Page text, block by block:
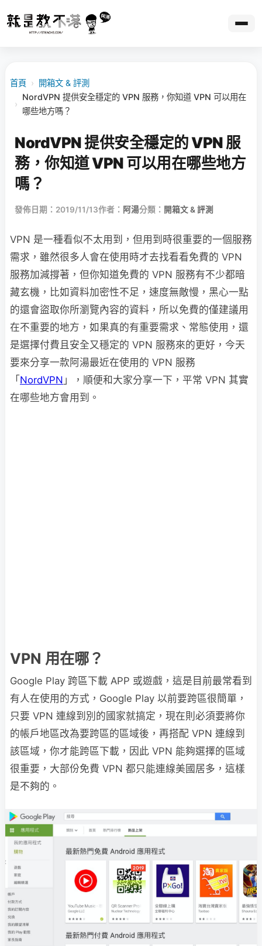
首頁 › 開箱文 & 評測
›
NordVPN 提供安全穩定的 VPN 服務，你知道 VPN 可以用在
哪些地方嗎？
NordVPN 提供安全穩定的 VPN 服
務，你知道 VPN 可以用在哪些地方
嗎？
發佈日期：2019/11/13作者： 阿湯分類： 開箱文 & 評測
VPN 是一種看似不太用到，但用到時很重要的一個服務
需求，雖然很多人會在使用時才去找看看免費的 VPN
服務加減撐著，但你知道免費的 VPN 服務有不少都暗
藏玄機，比如資料加密性不足，速度無敵慢，黑心一點
的還會盜取你所瀏覽內容的資料，所以免費的僅建議用
在不重要的地方，如果真的有重要需求、常態使用，還
是選擇付費且安全又穩定的 VPN 服務來的更好，今天
要來分享一款阿湯最近在使用的 VPN 服務
「 NordVPN 」，順便和大家分享一下，平常 VPN 其實
在哪些地方會用到。
VPN 用在哪？
Google Play 跨區下載 APP 或遊戲，這是目前最常看到
有人在使用的方式，Google Play 以前要跨區很簡單，
只要 VPN 連線到別的國家就搞定，現在則必須要將你
的帳戶地區改為要跨區的區域後，再搭配 VPN 連線到
該區域，你才能跨區下載，因此 VPN 能夠選擇的區域
很重要，大部份免費 VPN 都只能連線美國居多，這樣
是不夠的。